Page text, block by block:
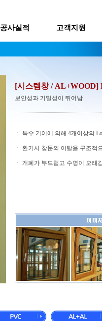
공사실적 고객지원
[시스템창 / AL+WOOD]
보안성과 기밀성이 뛰어남
ㆍ 특수 기어에 의해 4개이상의
ㆍ 환기시 창문의 이탈을 구조적
ㆍ 개폐가 부드럽고 수명이 오래